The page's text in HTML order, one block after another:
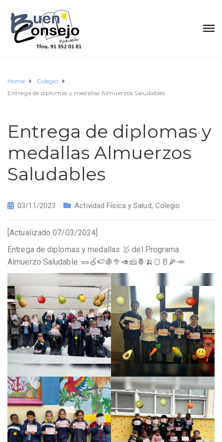
Home
Colegio
Entrega de diplomas y medallas Almuerzos Saludables
Entrega de diplomas y
medallas Almuerzos
Saludables
03/11/2023 Actividad Física y Salud, Colegio
[Actualizado 07/03/2024]
Entrega de diplomas y medallas 🥇 del Programa
Almuerzo Saludable. 🥜🍏🍉🍇🥦🥑🧀🍍🍌🍞🥛🌽🥕